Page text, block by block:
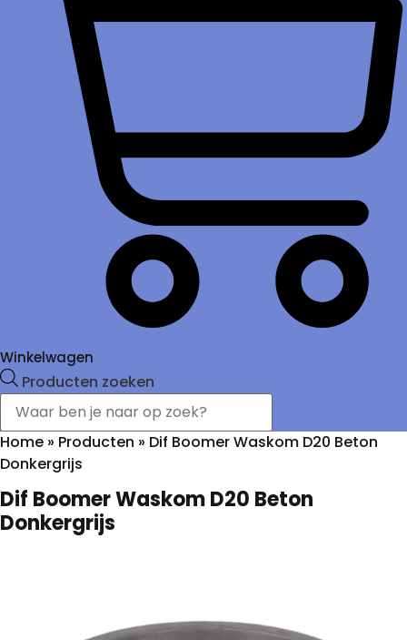
Winkelwagen
Producten zoeken
Home » Producten » Dif Boomer Waskom D20 Beton
Donkergrijs
Dif Boomer Waskom D20 Beton
Donkergrijs